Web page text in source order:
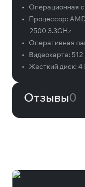
• Операционная
•
Процессор:
2500 3.3GHz
•
Оперативная
•
Видеокарта: 512
•
Жесткий диск:4
Отзывы0